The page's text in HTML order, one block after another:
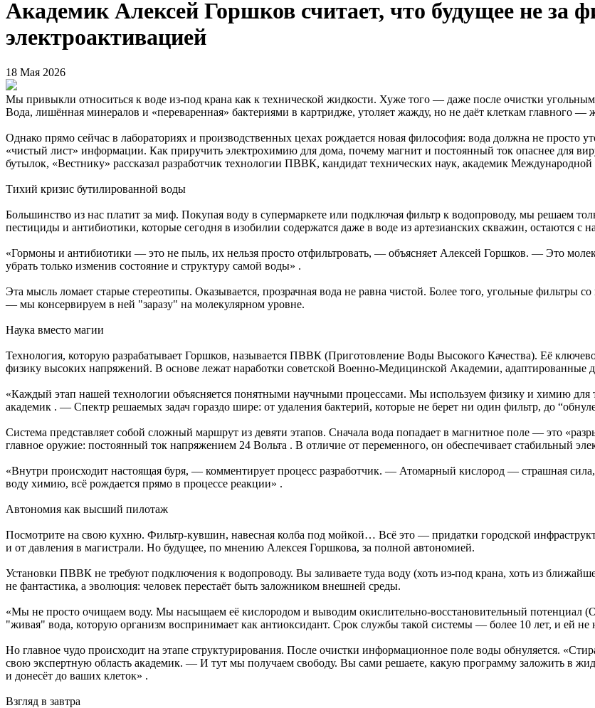
Академик Алексей Горшков считает, что будущее не за
электроактивацией
18 Мая 2026
Мы привыкли относиться к воде из-под крана как к технической жидкости. Хуже того — даже после очистки
Вода, лишённая минералов и «переваренная» бактериями в картридже, утоляет жажду, но не даёт клеткам главного —
Однако прямо сейчас в лабораториях и производственных цехах рождается новая философия: вода должна не просто
«чистый лист» информации. Как приручить электрохимию для дома, почему магнит и постоянный ток опаснее для
бутылок, «Вестнику» рассказал разработчик технологии ПВВК, кандидат технических наук, академик
Тихий кризис бутилированной воды
Большинство из нас платит за миф. Покупая воду в супермаркете или подключая фильтр к водопроводу, мы решаем
пестициды и антибиотики, которые сегодня в изобилии содержатся даже в воде из артезианских скважин, остаются с
«Гормоны и антибиотики — это не пыль, их нельзя просто отфильтровать, — объясняет Алексей Горшков. — Это
убрать только изменив состояние и структуру самой воды» .
Эта мысль ломает старые стереотипы. Оказывается, прозрачная вода не равна чистой. Более того, угольные фильтры
— мы консервируем в ней "заразу" на молекулярном уровне.
Наука вместо магии
Технология, которую разрабатывает Горшков, называется ПВВК (Приготовление Воды Высокого Качества). Её
физику высоких напряжений. В основе лежат наработки советской Военно-Медицинской Академии, адаптированные
«Каждый этап нашей технологии объясняется понятными научными процессами. Мы используем физику и химию для
академик . — Спектр решаемых задач гораздо шире: от удаления бактерий, которые не берет ни один фильтр, до
Система представляет собой сложный маршрут из девяти этапов. Сначала вода попадает в магнитное поле — это
главное оружие: постоянный ток напряжением 24 Вольта . В отличие от переменного, он обеспечивает стабильный
«Внутри происходит настоящая буря, — комментирует процесс разработчик. — Атомарный кислород — страшная
воду химию, всё рождается прямо в процессе реакции» .
Автономия как высший пилотаж
Посмотрите на свою кухню. Фильтр-кувшин, навесная колба под мойкой… Всё это — придатки городской
и от давления в магистрали. Но будущее, по мнению Алексея Горшкова, за полной автономией.
Установки ПВВК не требуют подключения к водопроводу. Вы заливаете туда воду (хоть из-под крана, хоть из
не фантастика, а эволюция: человек перестаёт быть заложником внешней среды.
«Мы не просто очищаем воду. Мы насыщаем её кислородом и выводим окислительно-восстановительный потенциал
"живая" вода, которую организм воспринимает как антиоксидант. Срок службы такой системы — более 10 лет, и ей
Но главное чудо происходит на этапе структурирования. После очистки информационное поле воды обнуляется.
свою экспертную область академик. — И тут мы получаем свободу. Вы сами решаете, какую программу заложить в
и донесёт до ваших клеток» .
Взгляд в завтра